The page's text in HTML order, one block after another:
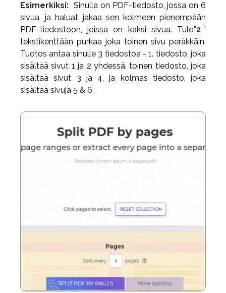
Esimerkiksi: Sinulla on PDF-tiedosto, jossa on 6
sivua, ja haluat jakaa sen kolmeen pienempään
PDF-tiedostoon, joissa on kaksi sivua. Tulo”2 ”
tekstikenttään purkaa joka toinen sivu peräkkäin.
Tuotos antaa sinulle 3 tiedostoa - 1. tiedosto, joka
sisältää sivut 1 ja 2 yhdessä, toinen tiedosto, joka
sisältää sivut 3 ja 4, ja kolmas tiedosto, joka
sisältää sivuja 5 & 6.